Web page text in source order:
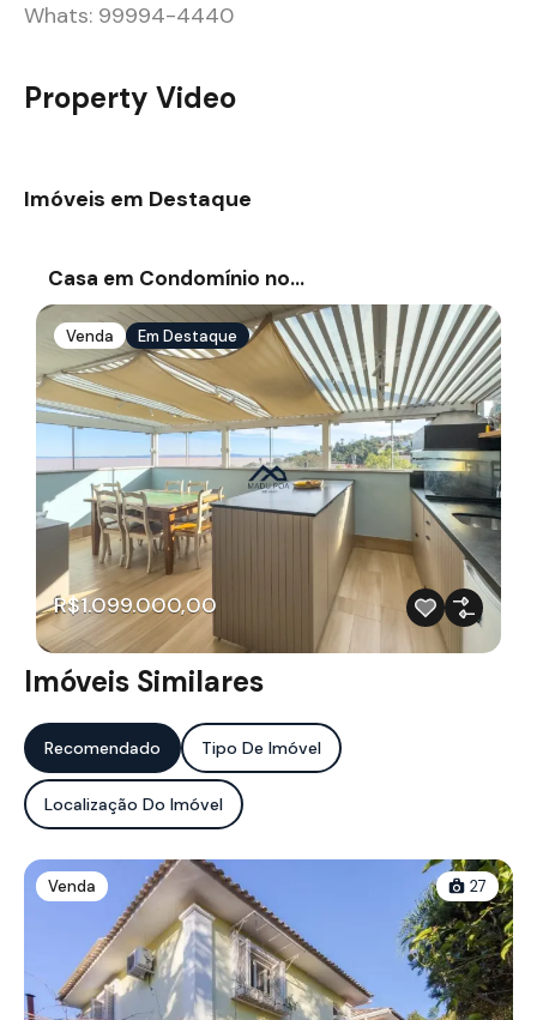
Whats: 99994-4440
Property Video
Imóveis em Destaque
Casa em Condomínio no…
Venda Em Destaque
R$1.099.000,00
Imóveis Similares
Recomendado Tipo De Imóvel
Localização Do Imóvel
Venda 27